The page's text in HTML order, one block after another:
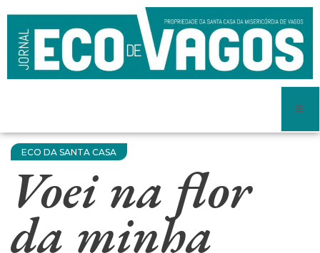
ECO DA SANTA CASA
Voei na flor
da minha